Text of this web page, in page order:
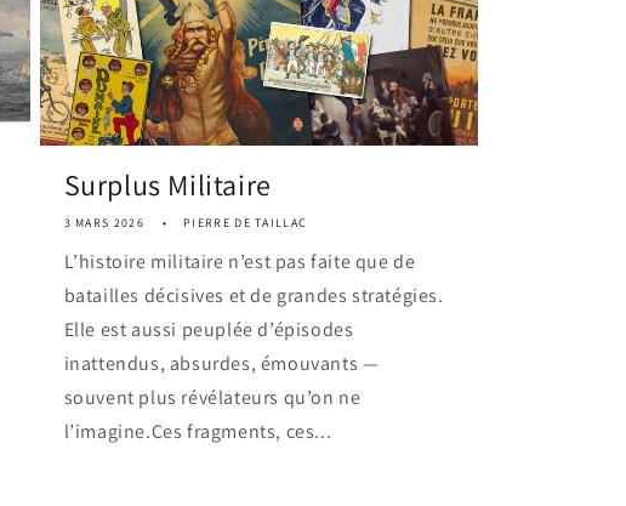
Surplus Militaire
3 MARS 2026 PIERRE DE TAILLAC
L’histoire militaire n’est pas faite que de
batailles décisives et de grandes stratégies.
Elle est aussi peuplée d’épisodes
inattendus, absurdes, émouvants —
souvent plus révélateurs qu’on ne
l’imagine.Ces fragments, ces...